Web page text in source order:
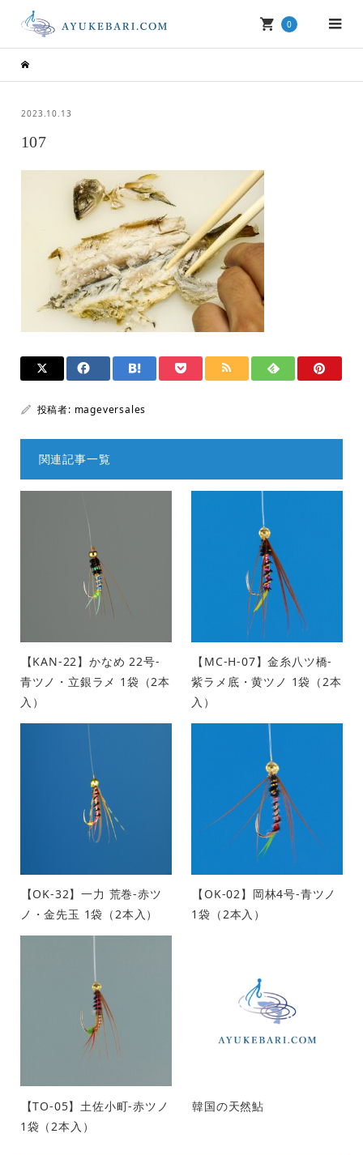
0
2023.10.13
107
投稿者: mageversales
関連記事一覧
【KAN-22】かなめ 22号-
青ツノ・立銀ラメ 1袋（2本
入）
【MC-H-07】金糸八ツ橋-
紫ラメ底・黄ツノ 1袋（2本
入）
【OK-32】一力 荒巻-赤ツ
ノ・金先玉 1袋（2本入）
【OK-02】岡林4号-青ツノ
1袋（2本入）
【TO-05】土佐小町-赤ツノ
1袋（2本入）
韓国の天然鮎